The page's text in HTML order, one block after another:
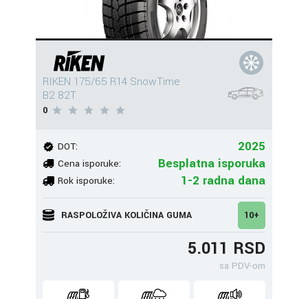
RIKEN 175/65 R14 SnowTime
B2 82T
0
DOT: 2025
Cena isporuke: Besplatna isporuka
Rok isporuke: 1-2 radna dana
RASPOLOŽIVA KOLIČINA GUMA 10+
5.011 RSD
sa PDV-om